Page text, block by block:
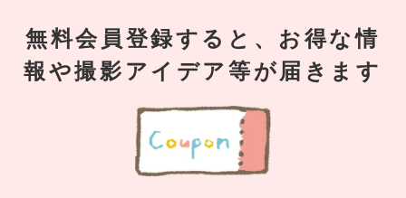
無料会員登録すると、お得な情
報や撮影アイデア等が届きます